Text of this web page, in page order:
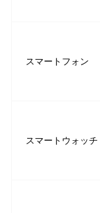
スマートフォン
スマートウォッチ